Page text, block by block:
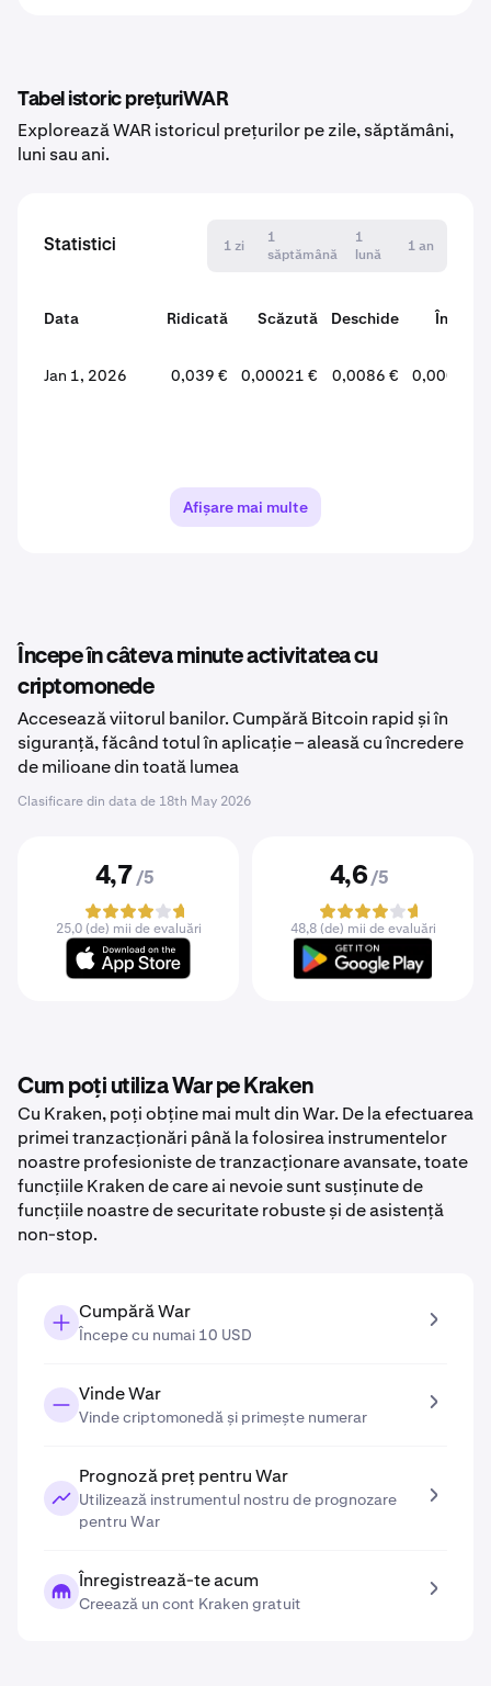
Tabel istoric prețuriWAR
Explorează WAR istoricul prețurilor pe zile, săptămâni,
luni sau ani.
Statistici 1 zi
1
săptămână
1
lună
1 an
Data Ridicată Scăzută Deschide Închide
Jan 1, 2026 0,039 € 0,00021 € 0,0086 € 0,00028 €
Afișare mai multe
Începe în câteva minute activitatea cu
criptomonede
Accesează viitorul banilor. Cumpără Bitcoin rapid și în
siguranță, făcând totul în aplicație – aleasă cu încredere
de milioane din toată lumea
Clasificare din data de 18th May 2026
4,7 /5
25,0 (de) mii de evaluări
4,6 /5
48,8 (de) mii de evaluări
Cum poți utiliza War pe Kraken
Cu Kraken, poți obține mai mult din War. De la efectuarea
primei tranzacționări până la folosirea instrumentelor
noastre profesioniste de tranzacționare avansate, toate
funcțiile Kraken de care ai nevoie sunt susținute de
funcțiile noastre de securitate robuste și de asistență
non-stop.
Cumpără War
Începe cu numai 10 USD
Vinde War
Vinde criptomonedă și primește numerar
Prognoză preț pentru War
Utilizează instrumentul nostru de prognozare
pentru War
Înregistrează-te acum
Creează un cont Kraken gratuit